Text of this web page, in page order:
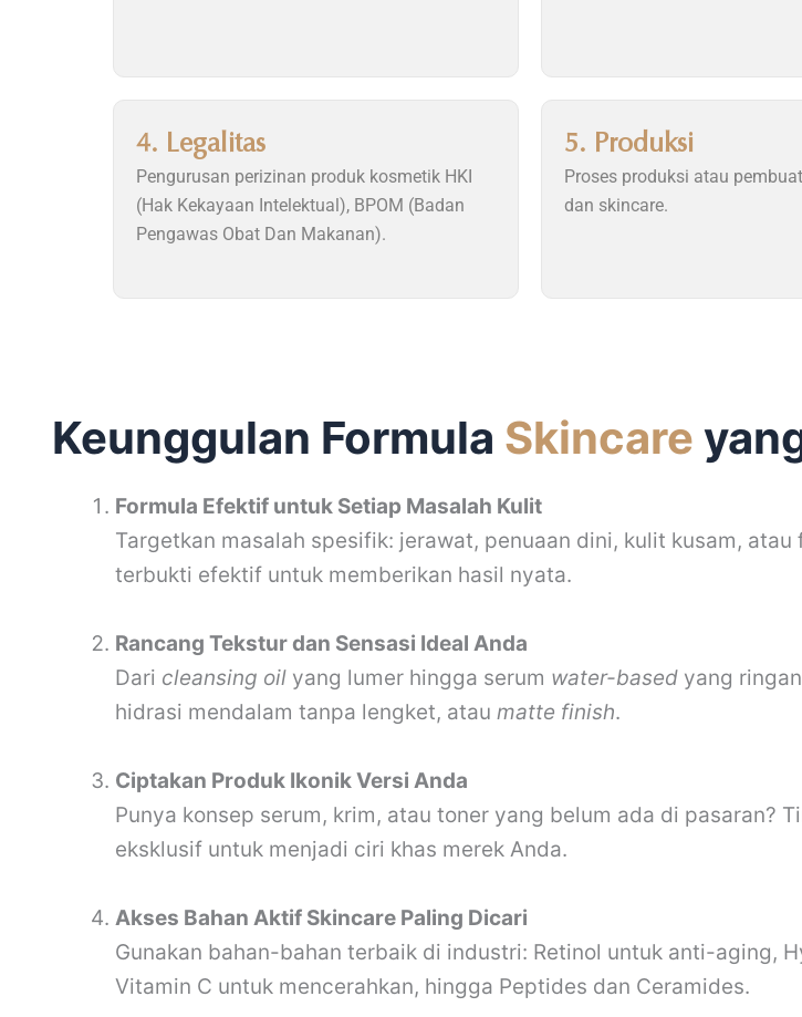
4. Legalitas
Pengurusan perizinan produk kosmetik HKI
(Hak Kekayaan Intelektual), BPOM (Badan
Pengawas Obat Dan Makanan).
5. Produksi
Proses produksi atau
dan skincare.
Keunggulan Formula Skincare
Formula Efektif untuk Setiap Masalah Kulit
Targetkan masalah spesifik: jerawat, penuaan dini, kulit kusam,
terbukti efektif untuk memberikan hasil nyata.
Rancang Tekstur dan Sensasi Ideal Anda
Dari cleansing oil yang lumer hingga serum water-based yang
hidrasi mendalam tanpa lengket, atau matte finish.
Ciptakan Produk Ikonik Versi Anda
Punya konsep serum, krim, atau toner yang belum ada di pasaran?
eksklusif untuk menjadi ciri khas merek Anda.
Akses Bahan Aktif Skincare Paling Dicari
Gunakan bahan-bahan terbaik di industri: Retinol untuk anti-aging,
Vitamin C untuk mencerahkan, hingga Peptides dan Ceramides.